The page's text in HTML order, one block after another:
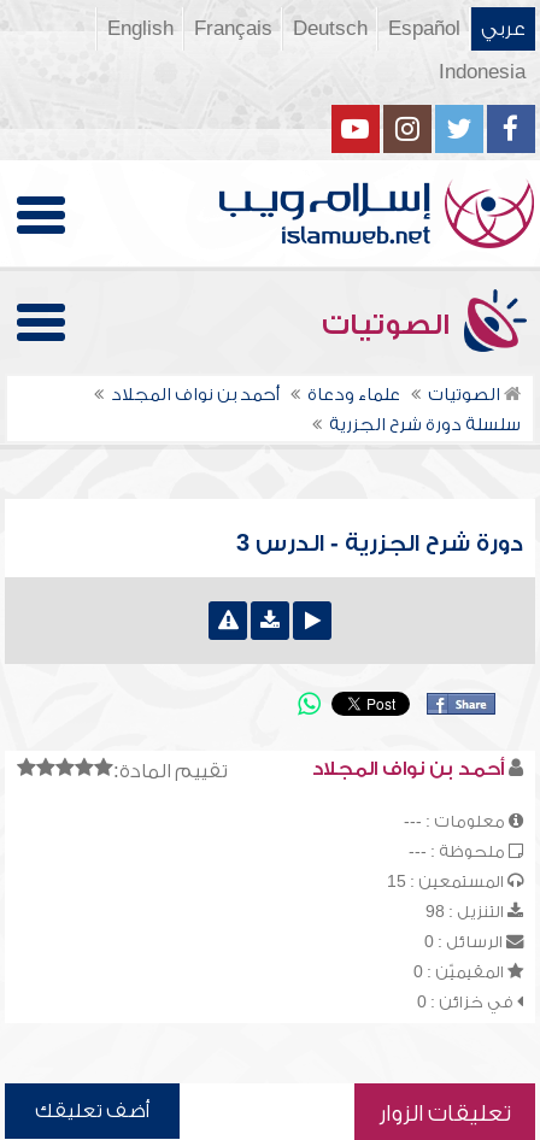
عربي Español
Deutsch
Français
English
Indonesia
الصوتيات
الصوتيات علماء ودعاة
أحمد بن نواف المجلاد
سلسلة دورة شرح الجزرية
دورة شرح الجزرية - الدرس 3
تقييم المادة: أحمد بن نواف المجلاد
معلومات : ---
ملحوظة : ---
المستمعين : 15
التنزيل : 98
الرسائل : 0
المقيميّن : 0
في خزائن : 0
تعليقات الزوار أضف تعليقك